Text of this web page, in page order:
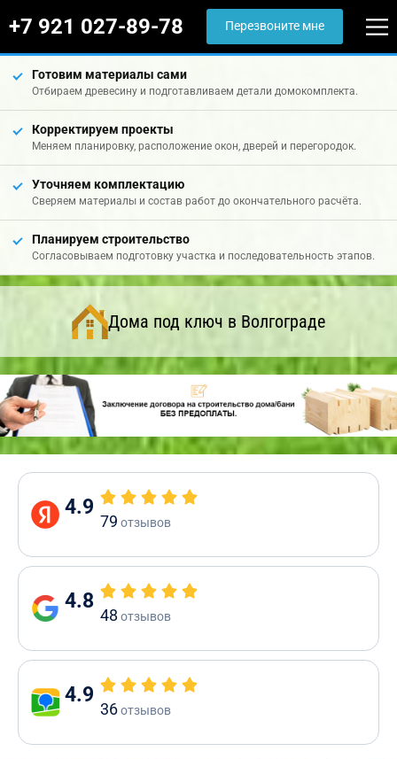
+7 921 027-89-78 Перезвоните мне
Готовим материалы сами
Отбираем древесину и подготавливаем детали домокомплекта.
Корректируем проекты
Меняем планировку, расположение окон, дверей и перегородок.
Уточняем комплектацию
Сверяем материалы и состав работ до окончательного расчёта.
Планируем строительство
Согласовываем подготовку участка и последовательность этапов.
Дома под ключ в Волгограде
4.9
79 отзывов
4.8
48 отзывов
4.9
36отзывов